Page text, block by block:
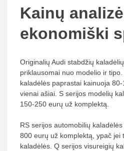
Kainų
ekonomiški
Originalių Audi stabdžių
priklausomai nuo modelio ir
kaladėlės paprastai kainuoja
vienai ašiai. S serijos modelių
150-250 eurų už komplektą.
RS serijos automobilių
800 eurų už komplektą, ypač jei
kaladėlės. Q serijos visureigių